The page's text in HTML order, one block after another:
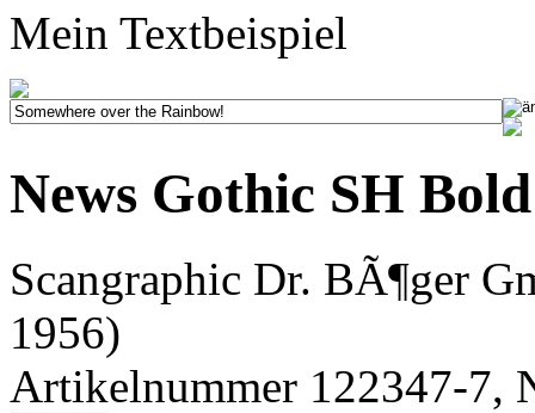
Mein Textbeispiel
News Gothic SH
Scangraphic Dr. BÃ¶ger
1956)
Artikelnummer 122347-7,